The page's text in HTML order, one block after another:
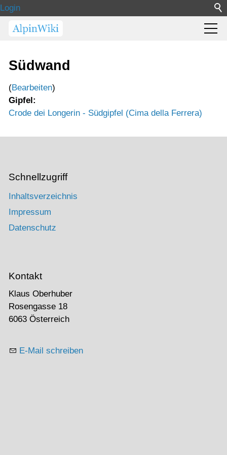
Login
Südwand
(Bearbeiten)
Gipfel:
Crode dei Longerin - Südgipfel (Cima della Ferrera)
Schnellzugriff
Inhaltsverzeichnis
Impressum
Datenschutz
Kontakt
Klaus Oberhuber
Rosengasse 18
6063 Österreich
E-Mail schreiben